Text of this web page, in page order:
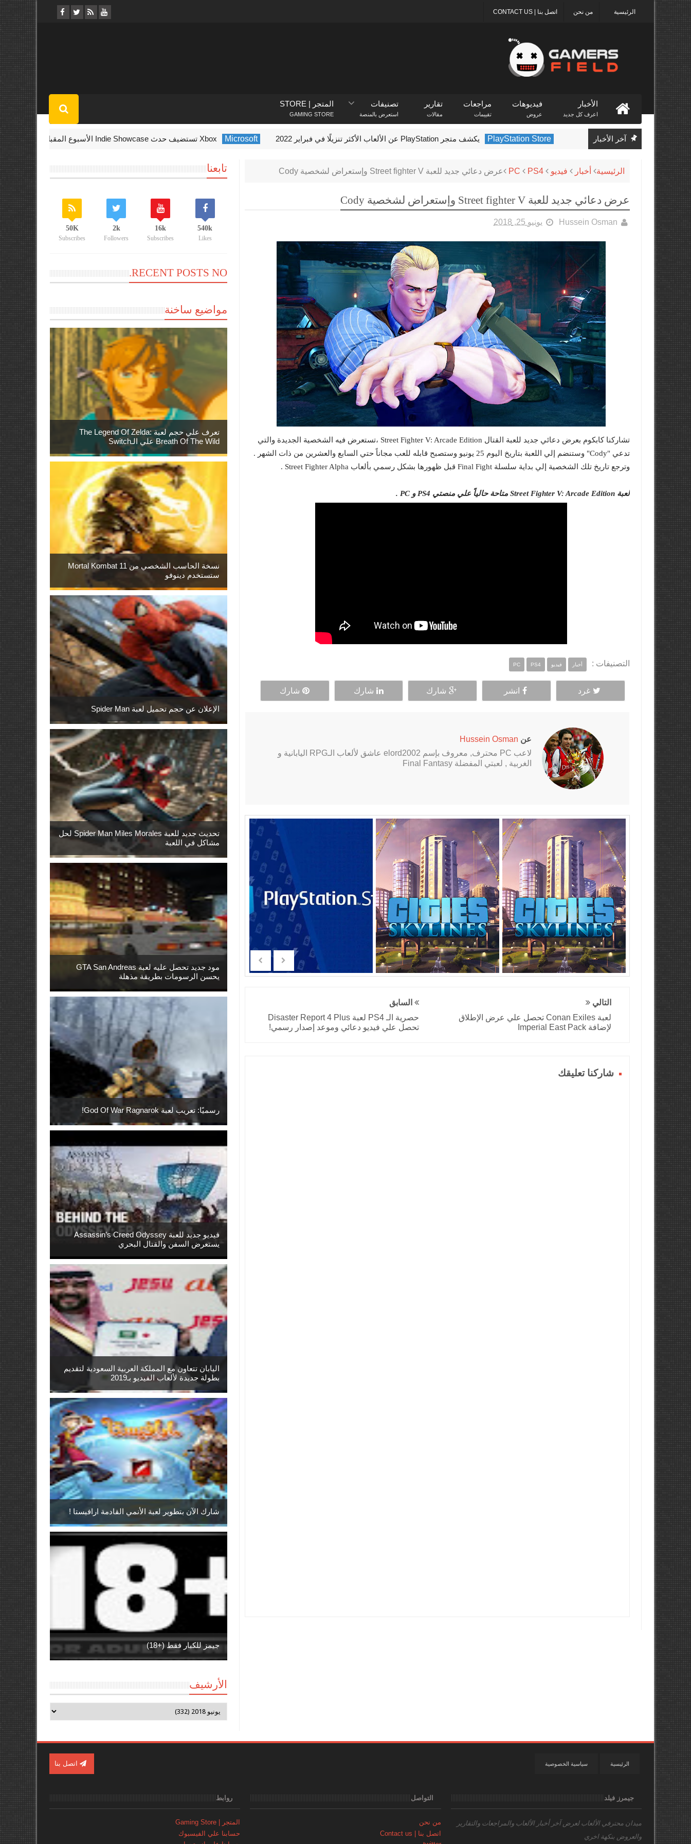
اتصل بنا | CONTACT US من نحن الرئيسية
الأخبار
اعرف كل جديد
فيديوهات
عروض
مراجعات
تقييمات
تقارير
مقالات
تصنيفات
استعرض بالمنصة
المتجر | STORE
GAMING STORE
آخر الأخبار PlayStation Store يكشف متجر PlayStation عن الألعاب الأكثر تنزيلًا في فبراير 2022 Microsoft Xbox تستضيف حدث Indie Showcase الأسبوع المقبل
الرئيسية أخبار فيديو PC PS4 عرض دعائي جديد للعبة Street fighter V وإستعراض لشخصية Cody
عرض دعائي جديد للعبة Street fighter V وإستعراض لشخصية Cody
Hussein Osman يونيو 25, 2018
تشاركنا كابكوم بعرض دعائي جديد للعبة القتال Street Fighter V: Arcade Edition ،تستعرض فيه الشخصية الجديدة والتي
تدعي "Cody" وستنضم إلي اللعبة بتاريخ اليوم 25 يونيو وستصبح قابله للعب مجاناً حتي السابع والعشرين من ذات الشهر .
وترجع تاريخ تلك الشخصية إلي بداية سلسلة Final Fight قبل ظهورها بشكل رسمي بألعاب Street Fighter Alpha .
لعبة Street Fighter V: Arcade Edition متاحة حالياً علي منصتي PS4 و PC .
التصنيفات : أخبار فيديو PC PS4
غرد انشر شارك شارك شارك
عن Hussein Osman
لاعب PC محترف, معروف بإسم elord2002 عاشق لألعاب الـRPG اليابانية و
الغربية , لعبتي المفضلة Final Fantasy
التالي
لعبة Conan Exiles تحصل علي عرض الإطلاق
لإضافة Imperial East Pack
السابق
حصرية الـ PS4 لعبة Disaster Report 4 Plus
تحصل علي فيديو دعائي وموعد إصدار رسمي!
شاركنا تعليقك
تابعنا
540k
Likes
16k
Subscribes
2k
Followers
50K
Subscribes
RECENT POSTS NO.
مواضيع ساخنة
تعرف علي حجم لعبة The Legend Of Zelda:
Breath Of The Wild علي الـSwitch
نسخة الحاسب الشخصي من Mortal Kombat 11
ستستخدم دينوفو
الإعلان عن حجم تحميل لعبة Spider Man
تحديث جديد للعبة Spider Man Miles Morales لحل
مشاكل في اللعبة
مود جديد تحصل عليه لعبة GTA San Andreas
يحسن الرسومات بطريقة مذهلة
رسميًا: تعريب لعبة God Of War Ragnarok!
فيديو جديد للعبة Assassin’s Creed Odyssey
يستعرض السفن والقتال البحري
اليابان تتعاون مع المملكة العربية السعودية لتقديم
بطولة جديدة لألعاب الفيديو بـ2019
شارك الآن بتطوير لعبة الأنمي القادمة ارافيستا !
جيمز للكبار فقط (+18)
الأرشيف
سياسية الخصوصية الرئيسية اتصل بنا
جيمرز فيلد
ميدان محترفي الألعابلعرض آخر أخبار الألعاب والمراجعات والتقارير
والعروض بنكهة اخري
التواصل
من نحن
اتصل بنا | Contact us
روابط
المتجر | Gaming Store
حسابنا علي الفيسبوك